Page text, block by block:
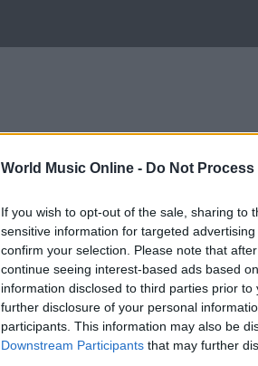
World Music Online - Do Not
If you wish to opt-out of the sale, sharing to
sensitive information for targeted
confirm your selection. Please note that
continue seeing interest-based ads based
information disclosed to third parties prior
further disclosure of your personal
participants. This information may also be
Downstream Participants that may further
1/4